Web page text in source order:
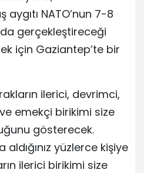
NATO’nun 7-8
gerçekleştireceği
için Gaziantep’te bir
ilerici, devrimci,
emekçi birikimi size
gösterecek.
aldığınız yüzlerce kişiye
ilerici birikimi size